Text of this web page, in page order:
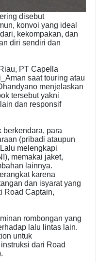
disebut
konvoi yang ideal
kekompakan, dan
diri sendiri dan
PT Capella
saat touring atau
menjelaskan
tersebut yakni
dan responsif
berkendara, para
(pribadi ataupun
melengkapi
memakai jaket,
lainnya.
karena
dan isyarat yang
Road Captain,
rombongan yang
lalu lintas lain.
untuk
dari Road